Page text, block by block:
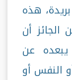
هذه
أن
عن
النفس أو